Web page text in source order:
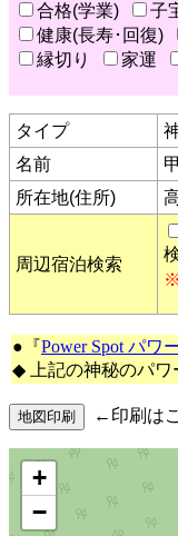
合格(学業)
子
健康(長寿･回復)
縁切り
家運
タイプ
名前
所在地(住所)
周辺宿泊検索
●『Power Spot パワ
◆ 上記の神秘のパワ
←印刷は
+
−